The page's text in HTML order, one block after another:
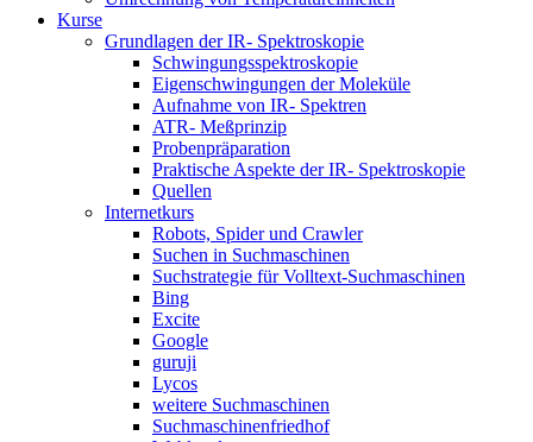
Kurse
Grundlagen der IR- Spektroskopie
Schwingungsspektroskopie
Eigenschwingungen der Moleküle
Aufnahme von IR- Spektren
ATR- Meßprinzip
Probenpräparation
Praktische Aspekte der IR- Spektroskopie
Quellen
Internetkurs
Robots, Spider und Crawler
Suchen in Suchmaschinen
Suchstrategie für Volltext-Suchmaschinen
Bing
Excite
Google
guruji
Lycos
weitere Suchmaschinen
Suchmaschinenfriedhof